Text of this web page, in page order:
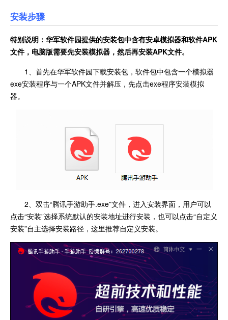
安装步骤
特别说明：华军软件园提供的安装包中含有安卓模拟器和软件APK
文件，电脑版需要先安装模拟器，然后再安装APK文件。
1、首先在华军软件园下载安装包，软件包中包含一个模拟器
exe安装程序与一个APK文件并解压，先点击exe程序安装模拟
器。
2、双击“腾讯手游助手.exe”文件，进入安装界面，用户可以
点击“安装”选择系统默认的安装地址进行安装，也可以点击“自定义
安装”自主选择安装路径，这里推荐自定义安装。